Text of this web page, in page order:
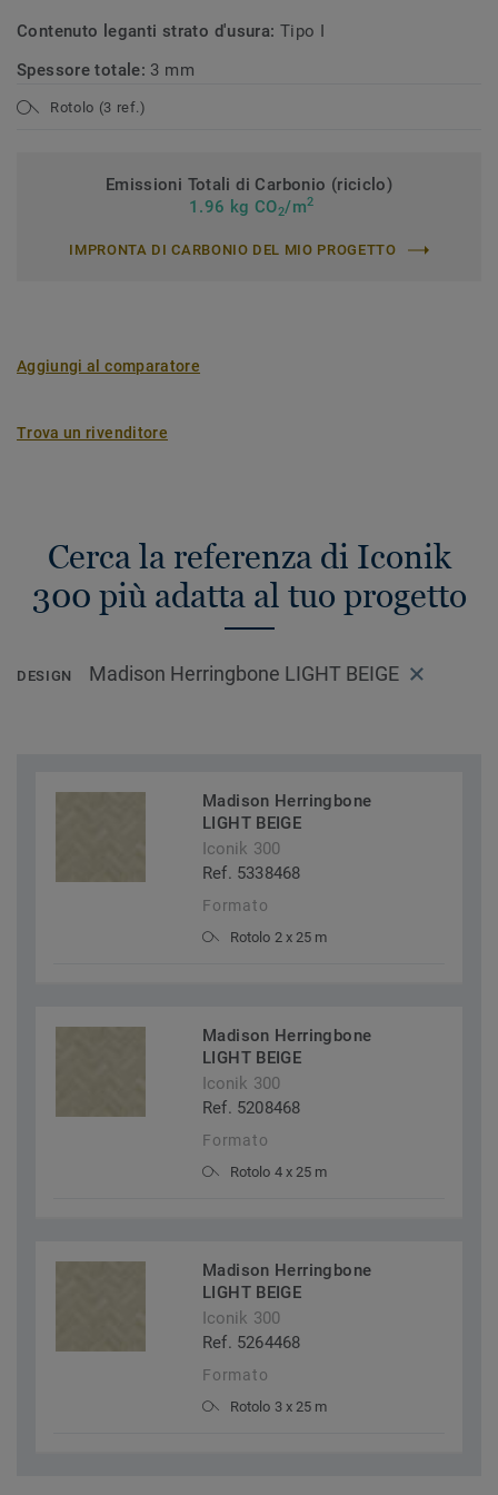
Contenuto leganti strato d'usura: Tipo I
Spessore totale: 3 mm
Rotolo (3 ref.)
Emissioni Totali di Carbonio (riciclo)
1.96 kg CO2/m2
IMPRONTA DI CARBONIO DEL MIO PROGETTO
Aggiungi al comparatore
Trova un rivenditore
Cerca la referenza di Iconik
300 più adatta al tuo progetto
DESIGN Madison Herringbone LIGHT BEIGE
Madison Herringbone
LIGHT BEIGE
Iconik 300
Ref. 5338468
Formato
Rotolo 2 x 25 m
Madison Herringbone
LIGHT BEIGE
Iconik 300
Ref. 5208468
Formato
Rotolo 4 x 25 m
Madison Herringbone
LIGHT BEIGE
Iconik 300
Ref. 5264468
Formato
Rotolo 3 x 25 m